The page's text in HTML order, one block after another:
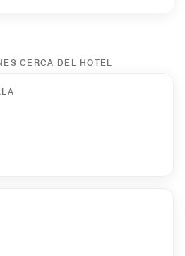
CERCA DEL HOTEL